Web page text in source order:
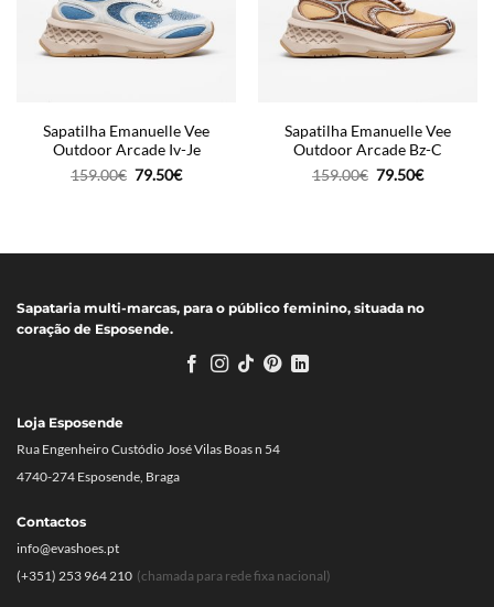
Sapatilha Emanuelle Vee
Outdoor Arcade Iv-Je
159.00€ O
79.50€O
Sapatilha Emanuelle Vee
Outdoor Arcade Bz-C
159.00€ O
79.50€O
Sapataria multi-marcas, para o público feminino, situada no
coração de Esposende.
Loja Esposende
Rua Engenheiro Custódio José Vilas Boas n 54
4740-274 Esposende, Braga
Contactos
info@evashoes.pt
(+351) 253 964 210 (chamada para rede fixa nacional)